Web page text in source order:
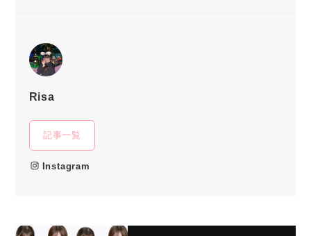
Risa
記事一覧
Instagram